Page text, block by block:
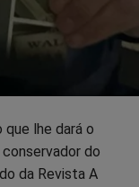
lhe dará o
conservador do
da Revista A